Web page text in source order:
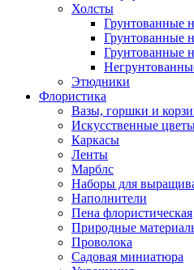
Холсты
Грунтованные
Грунтованные
Грунтованные
Этюдники
Флористика
Вазы, горшки и
Искусственные
Каркасы
Ленты
Марблс
Наборы для
Наполнители
Пена флористическая
Природные
Проволока
Садовая миниатюра